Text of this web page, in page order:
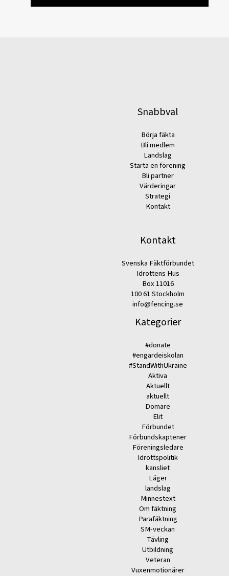
Snabbval
Börja fäkta
Bli medlem
Landslag
Starta en förening
Bli partner
Värderingar
Strategi
Kontakt
Kontakt
Svenska Fäktförbundet
Idrottens Hus
Box 11016
100 61 Stockholm
info@fencing.se
Kategorier
#donate
#engardeiskolan
#StandWithUkraine
Aktiva
Aktuellt
aktuellt
Domare
Elit
Förbundet
Förbundskaptener
Föreningsledare
Idrottspolitik
kansliet
Läger
landslag
Minnestext
Om fäktning
Parafäktning
SM-veckan
Tävling
Utbildning
Veteran
Vuxenmotionärer